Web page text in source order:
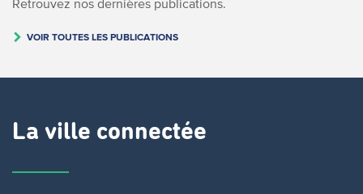
VOIR TOUTES LES PUBLICATIONS
La ville connectée